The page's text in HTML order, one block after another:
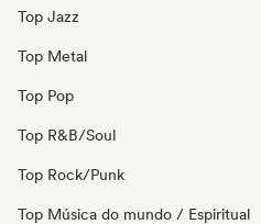
Top Jazz
Top Metal
Top Pop
Top R&B/Soul
Top Rock/Punk
Top Música do mundo / Espiritual